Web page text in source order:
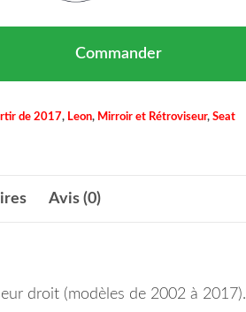
Commander
de 2017, Leon, Mirroir et Rétroviseur, Seat
Avis (0)
droit (modèles de 2002 à 2017).